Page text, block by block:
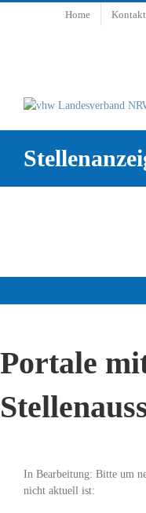
Home Kontakt
Portale
In Bearbeitung: Bitte um
nicht aktuell ist: